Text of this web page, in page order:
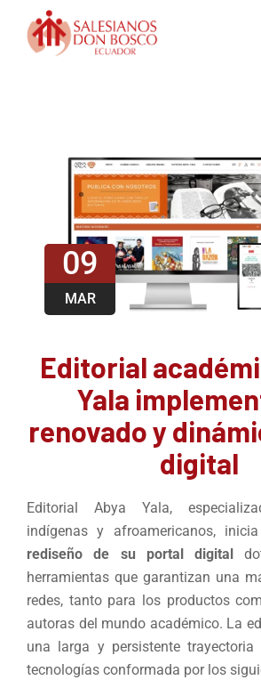
09
MAR
Editorial
Yala
renovado y
digital
Editorial Abya Yala,
indígenas y afroamericanos,
rediseño de su portal digital
herramientas que garantizan una
redes, tanto para los productos
autoras del mundo académico. La
una larga y persistente
tecnologías conformada por los